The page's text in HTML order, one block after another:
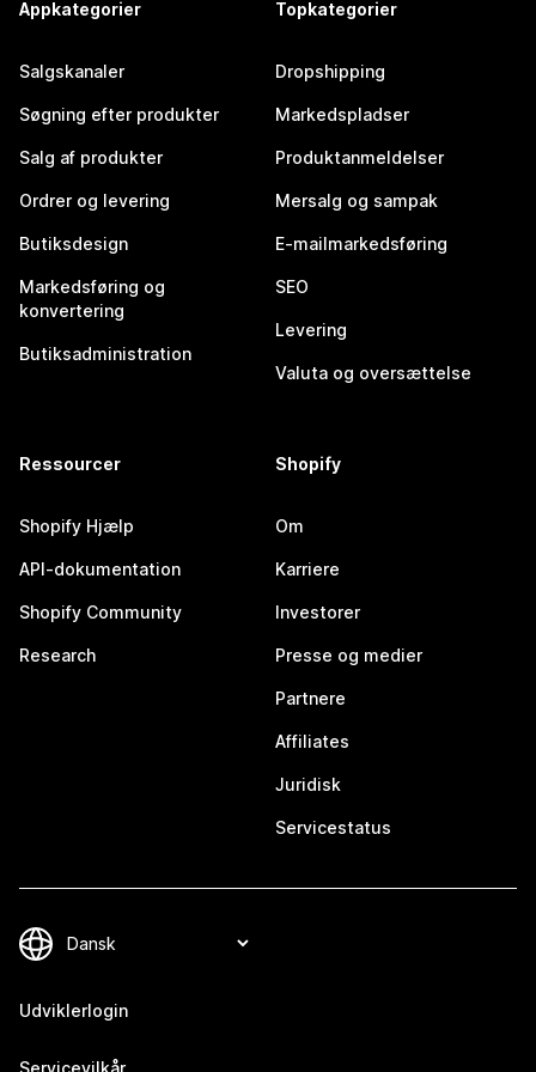
Appkategorier
Salgskanaler
Søgning efter produkter
Salg af produkter
Ordrer og levering
Butiksdesign
Markedsføring og
konvertering
Butiksadministration
Topkategorier
Dropshipping
Markedspladser
Produktanmeldelser
Mersalg og sampak
E-mailmarkedsføring
SEO
Levering
Valuta og oversættelse
Ressourcer
Shopify Hjælp
API-dokumentation
Shopify Community
Research
Shopify
Om
Karriere
Investorer
Presse og medier
Partnere
Affiliates
Juridisk
Servicestatus
Udviklerlogin